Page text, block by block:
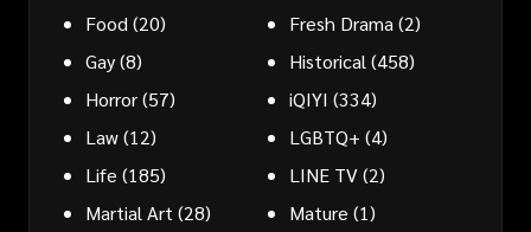
Food (20) Fresh Drama (2)
Gay(8) Historical (458)
Horror(57) iQIYI (334)
Law(12) LGBTQ+ (4)
Life (185) LINE TV(2)
Martial Art (28) Mature (1)